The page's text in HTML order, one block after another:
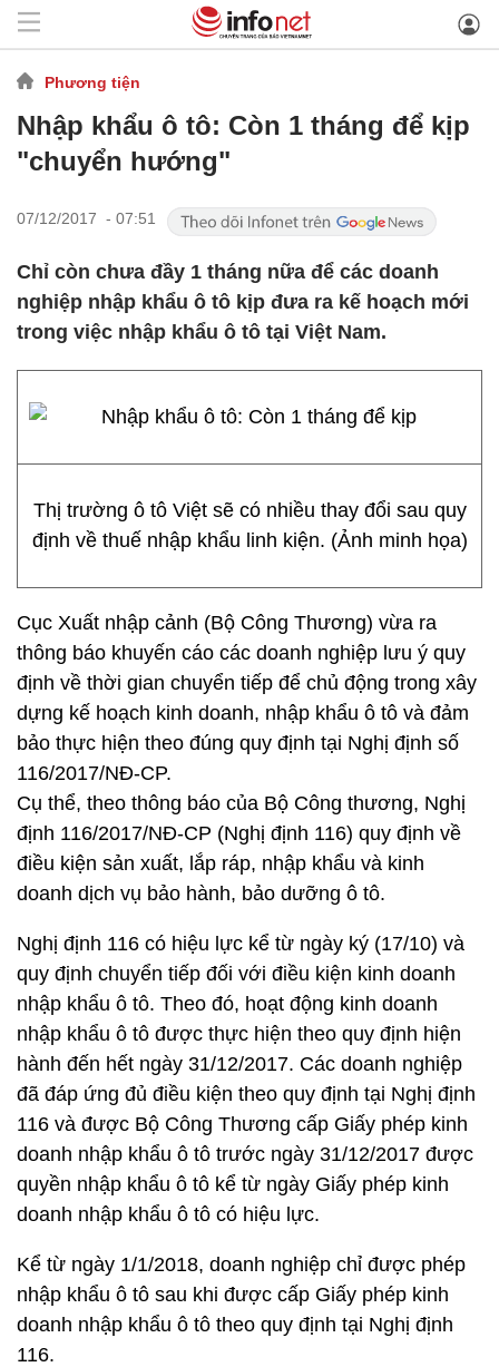
Phương tiện
Nhập khẩu ô tô: Còn 1 tháng để kịp
"chuyển hướng"
07/12/2017 - 07:51
Chỉ còn chưa đầy 1 tháng nữa để các doanh
nghiệp nhập khẩu ô tô kịp đưa ra kế hoạch mới
trong việc nhập khẩu ô tô tại Việt Nam.
Thị trường ô tô Việt sẽ có nhiều thay đổi sau quy
định về thuế nhập khẩu linh kiện. (Ảnh minh họa)
Cục Xuất nhập cảnh (Bộ Công Thương) vừa ra
thông báo khuyến cáo các doanh nghiệp lưu ý quy
định về thời gian chuyển tiếp để chủ động trong xây
dựng kế hoạch kinh doanh, nhập khẩu ô tô và đảm
bảo thực hiện theo đúng quy định tại Nghị định số
116/2017/NĐ-CP.
Cụ thể, theo thông báo của Bộ Công thương, Nghị
định 116/2017/NĐ-CP (Nghị định 116) quy định về
điều kiện sản xuất, lắp ráp, nhập khẩu và kinh
doanh dịch vụ bảo hành, bảo dưỡng ô tô.
Nghị định 116 có hiệu lực kể từ ngày ký (17/10) và
quy định chuyển tiếp đối với điều kiện kinh doanh
nhập khẩu ô tô. Theo đó, hoạt động kinh doanh
nhập khẩu ô tô được thực hiện theo quy định hiện
hành đến hết ngày 31/12/2017. Các doanh nghiệp
đã đáp ứng đủ điều kiện theo quy định tại Nghị định
116 và được Bộ Công Thương cấp Giấy phép kinh
doanh nhập khẩu ô tô trước ngày 31/12/2017 được
quyền nhập khẩu ô tô kể từ ngày Giấy phép kinh
doanh nhập khẩu ô tô có hiệu lực.
Kể từ ngày 1/1/2018, doanh nghiệp chỉ được phép
nhập khẩu ô tô sau khi được cấp Giấy phép kinh
doanh nhập khẩu ô tô theo quy định tại Nghị định
116.